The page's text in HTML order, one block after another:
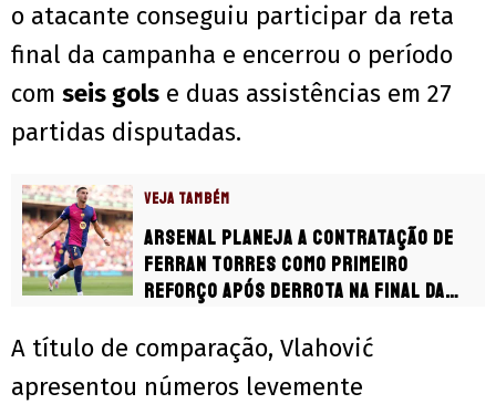
o atacante conseguiu participar da reta
final da campanha e encerrou o período
com seis gols e duas assistências em 27
partidas disputadas.
VEJA TAMBÉM
Arsenal planeja a contratação de
Ferran Torres como primeiro
reforço após derrota na final da
A título de comparação, Vlahović
apresentou números levemente